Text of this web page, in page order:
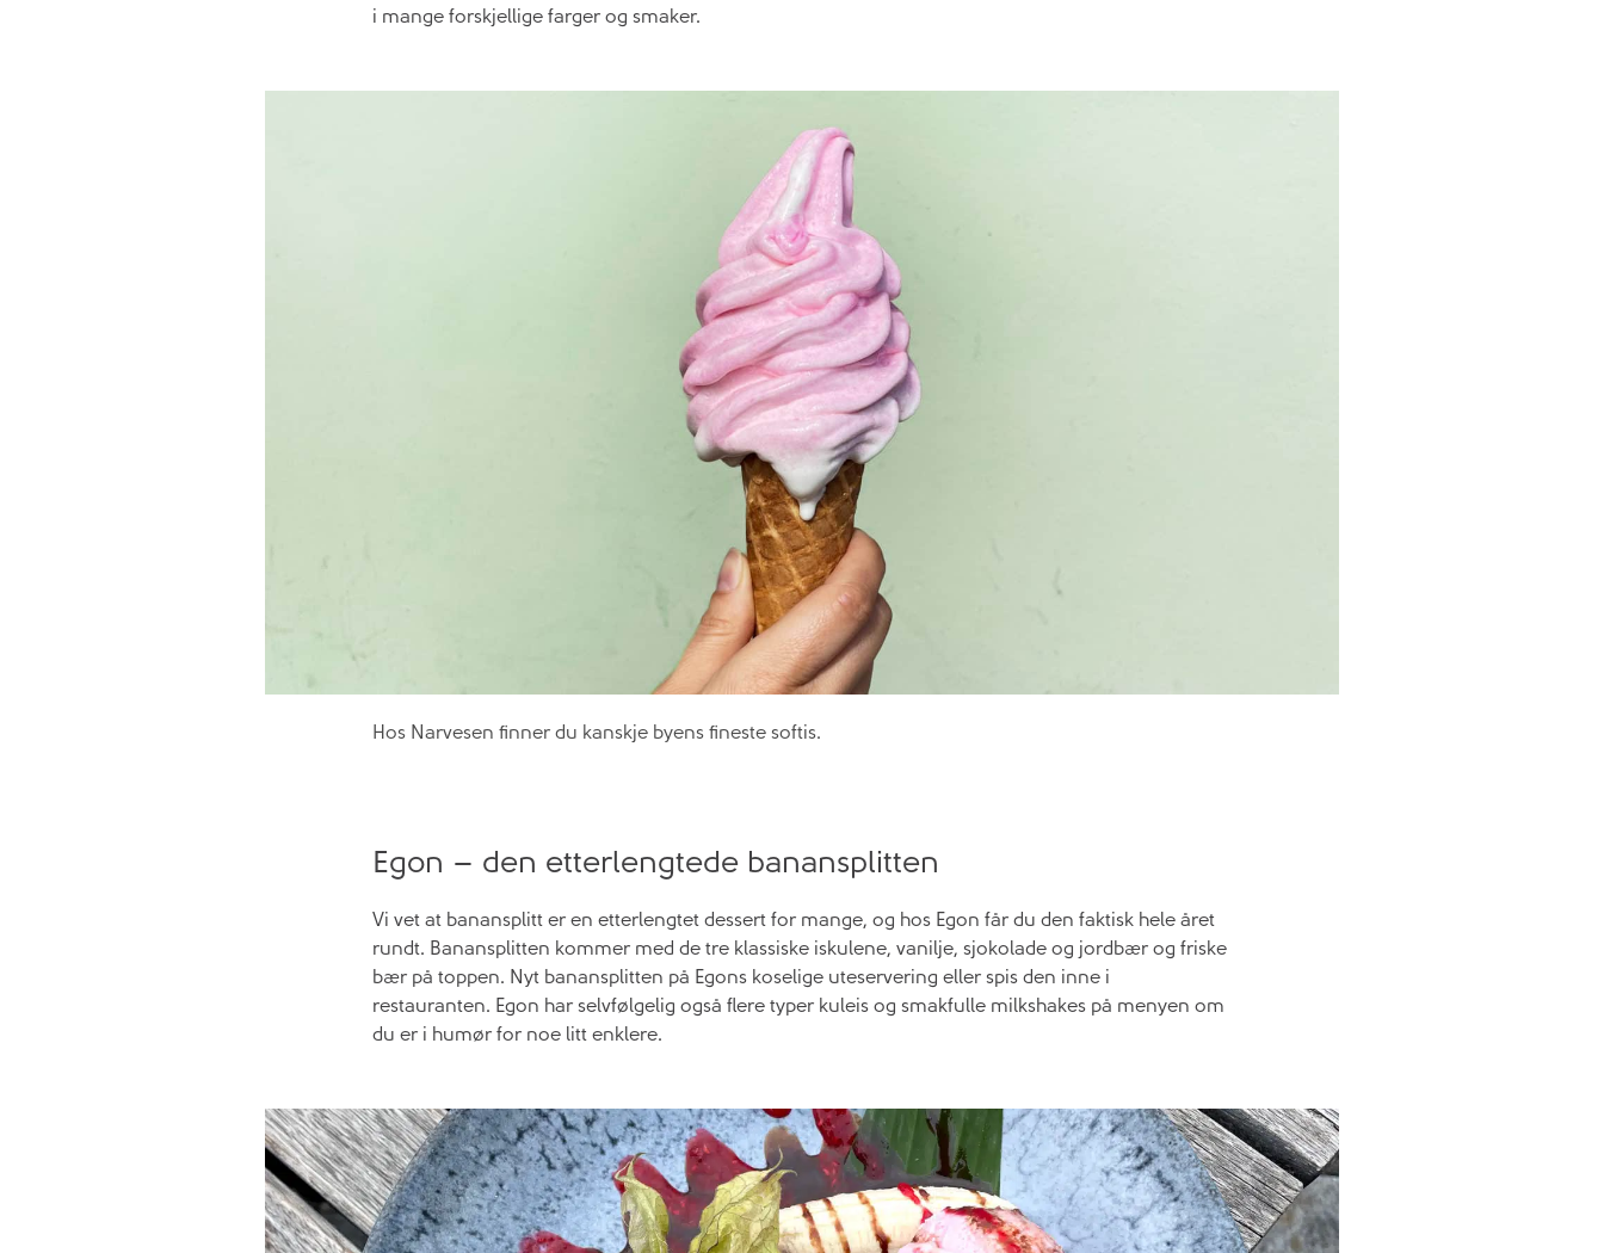
i mange forskjellige farger og smaker.
Hos Narvesen finner du kanskje byens fineste softis.
Egon – den etterlengtede banansplitten
Vi vet at banansplitt er en etterlengtet dessert for mange, og hos Egon får du den faktisk hele året
rundt. Banansplitten kommer med de tre klassiske iskulene, vanilje, sjokolade og jordbær og friske
bær på toppen. Nyt banansplitten på Egons koselige uteservering eller spis den inne i
restauranten. Egon har selvfølgelig også flere typer kuleis og smakfulle milkshakes på menyen om
du er i humør for noe litt enklere.